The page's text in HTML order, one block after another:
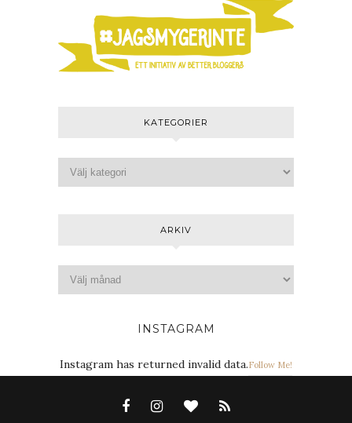
KATEGORIER
ARKIV
INSTAGRAM
Instagram has returned invalid data.Follow Me!